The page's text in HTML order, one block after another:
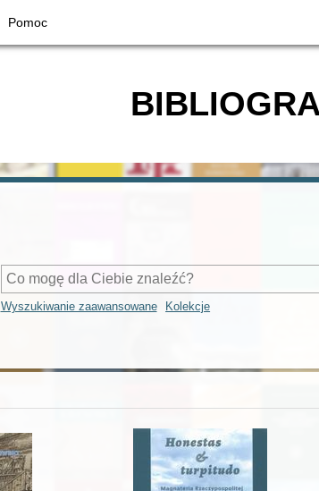
Pomoc
Wyszukiwanie zaawansowane Kolekcje